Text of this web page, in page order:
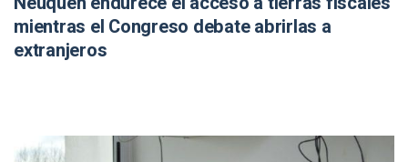
mientras el Congreso debate abrirlas a
extranjeros